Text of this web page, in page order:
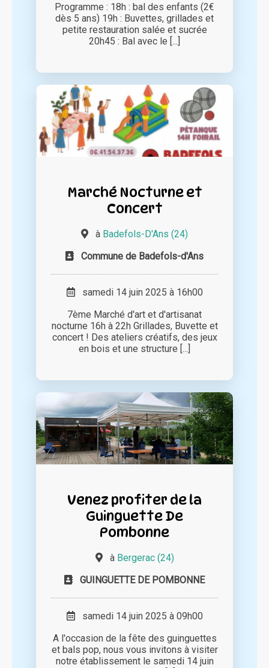
Programme : 18h : bal des enfants (2€
dès 5 ans) 19h : Buvettes, grillades et
petite restauration salée et sucrée
20h45 : Bal avec le [...]
Marché Nocturne et
Concert
à Badefols-D'Ans (24)
Commune de Badefols-d'Ans
samedi 14 juin 2025 à 16h00
7ème Marché d'art et d'artisanat
nocturne 16h à 22h Grillades, Buvette et
concert ! Des ateliers créatifs, des jeux
en bois et une structure [...]
Venez profiter de la
Guinguette De
Pombonne
à Bergerac (24)
GUINGUETTE DE POMBONNE
samedi 14 juin 2025 à 09h00
A l'occasion de la fête des guinguettes
et bals pop, nous vous invitons à visiter
notre établissement le samedi 14 juin